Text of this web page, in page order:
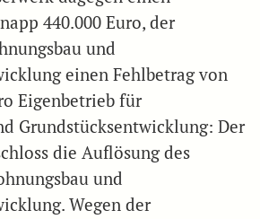
440.000 Euro, der
und
einen Fehlbetrag von
Eigenbetrieb für
Grundstücksentwicklung: Der
die Auflösung des
und
Wegen der